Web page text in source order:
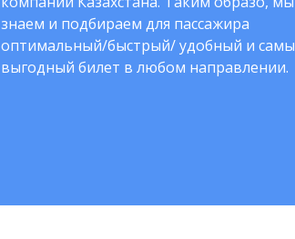
знаем и подбираем для пассажира
оптимальный/быстрый/ удобный и
выгодный билет в любом направлении.